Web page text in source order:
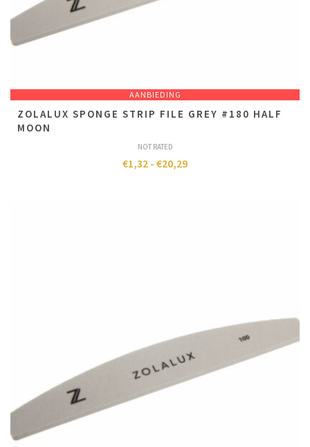
AANBIEDING
ZOLALUX SPONGE STRIP FILE GREY #180 HALF
MOON
NOT RATED
€1,32 - €20,29